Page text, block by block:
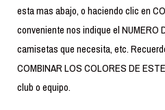
esta mas abajo, o haciendo clic en
conveniente nos indique el NUMERO
camisetas que necesita, etc.
COMBINAR LOS COLORES DE
club o equipo.